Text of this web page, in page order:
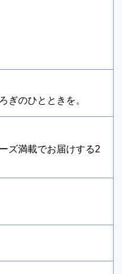
ぎのひとときを。
ズ満載でお届けする2